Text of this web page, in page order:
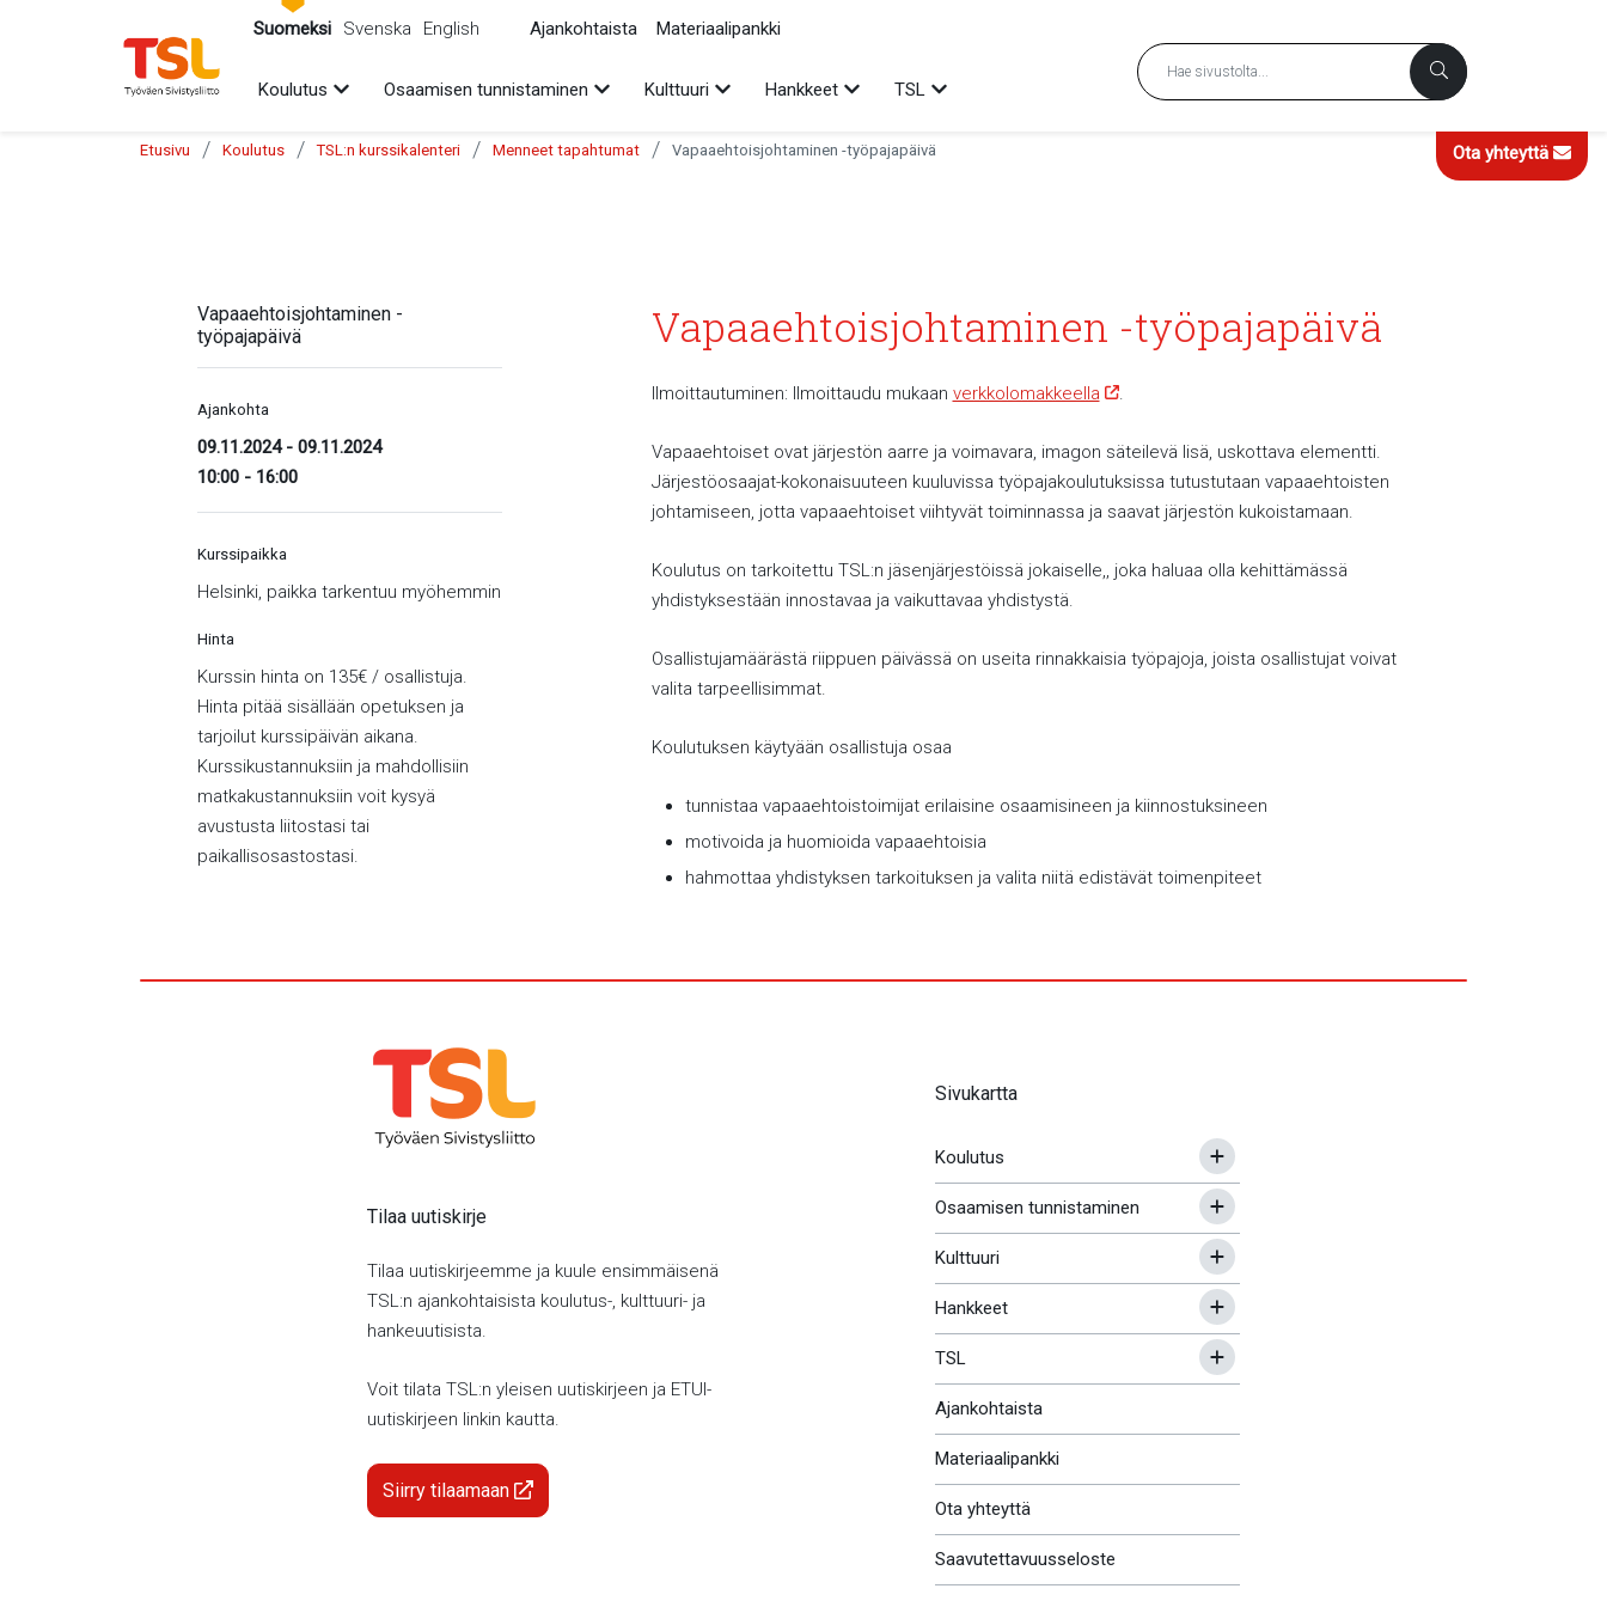
Suomeksi Svenska English Ajankohtaista Materiaalipankki
Koulutus Avaa alavalikko
Osaamisen tunnistaminen Avaa alavalikko
Kulttuuri Avaa alavalikko
Hankkeet Avaa alavalikko
TSL Avaa alavalikko
Ota yhteyttä
Etusivu / Koulutus / TSL:n kurssikalenteri / Menneet tapahtumat / Vapaaehtoisjohtaminen -työpajapäivä
Vapaaehtoisjohtaminen -
työpajapäivä
Ajankohta
09.11.2024- 09.11.2024
10:00 - 16:00
Kurssipaikka
Helsinki, paikka tarkentuu myöhemmin
Hinta
Kurssin hinta on 135€ / osallistuja.
Hinta pitää sisällään opetuksen ja
tarjoilut kurssipäivän aikana.
Kurssikustannuksiin ja mahdollisiin
matkakustannuksiin voit kysyä
avustusta liitostasi tai
paikallisosastostasi.
Vapaaehtoisjohtaminen -työpajapäivä
Ilmoittautuminen: Ilmoittaudu mukaan verkkolomakkeella .
Vapaaehtoiset ovat järjestön aarre ja voimavara, imagon säteilevä lisä, uskottava elementti.
Järjestöosaajat-kokonaisuuteen kuuluvissa työpajakoulutuksissa tutustutaan vapaaehtoisten
johtamiseen, jotta vapaaehtoiset viihtyvät toiminnassa ja saavat järjestön kukoistamaan.
Koulutus on tarkoitettu TSL:n jäsenjärjestöissä jokaiselle,, joka haluaa olla kehittämässä
yhdistyksestään innostavaa ja vaikuttavaa yhdistystä.
Osallistujamäärästä riippuen päivässä on useita rinnakkaisia työpajoja, joista osallistujat voivat
valita tarpeellisimmat.
Koulutuksen käytyään osallistuja osaa
tunnistaa vapaaehtoistoimijat erilaisine osaamisineen ja kiinnostuksineen
motivoida ja huomioida vapaaehtoisia
hahmottaa yhdistyksen tarkoituksen ja valita niitä edistävät toimenpiteet
Tilaa uutiskirje
Tilaa uutiskirjeemme ja kuule ensimmäisenä
TSL:n ajankohtaisista koulutus-, kulttuuri- ja
hankeuutisista.
Voit tilata TSL:n yleisen uutiskirjeen ja ETUI-
uutiskirjeen linkin kautta.
Siirry tilaamaan
Sivukartta
Koulutus
Osaamisen tunnistaminen
Kulttuuri
Hankkeet
TSL
Ajankohtaista
Materiaalipankki
Ota yhteyttä
Saavutettavuusseloste